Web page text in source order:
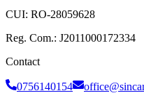
CUI: RO-28059628
Reg. Com.: J2011000172334
Contact
0756140154